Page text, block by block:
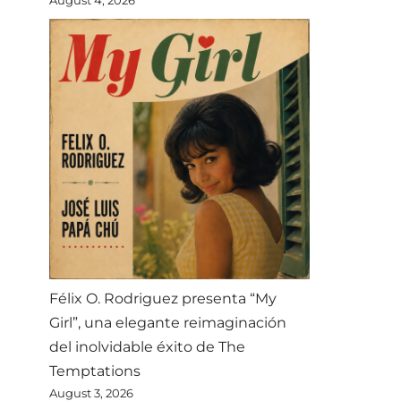
Félix O. Rodriguez presenta “My
Girl”, una elegante reimaginación
del inolvidable éxito de The
Temptations
August 3, 2026